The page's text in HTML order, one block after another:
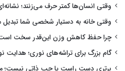
وقتی انسان‌ها کمتر حرف می‌زنند؛
وقتی خانه به دستیار شخصی شما
چرا حفظ کاهش وزن این‌قدر سخت
گام بزرگ برای تراشه‌های نوری؛ هدایت